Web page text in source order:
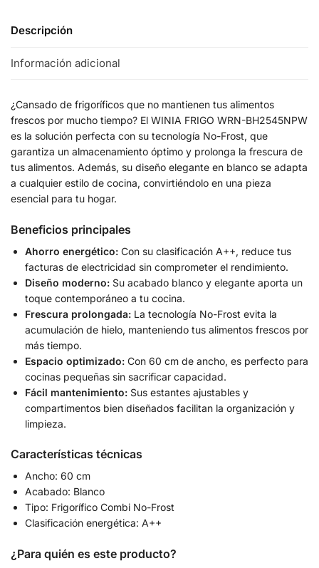
Descripción
Información adicional
¿Cansado de frigoríficos que no mantienen tus alimentos
frescos por mucho tiempo? El WINIA FRIGO WRN-BH2545NPW
es la solución perfecta con su tecnología No-Frost, que
garantiza un almacenamiento óptimo y prolonga la frescura de
tus alimentos. Además, su diseño elegante en blanco se adapta
a cualquier estilo de cocina, convirtiéndolo en una pieza
esencial para tu hogar.
Beneficios principales
Ahorro energético: Con su clasificación A++, reduce tus
facturas de electricidad sin comprometer el rendimiento.
Diseño moderno: Su acabado blanco y elegante aporta un
toque contemporáneo a tu cocina.
Frescura prolongada: La tecnología No-Frost evita la
acumulación de hielo, manteniendo tus alimentos frescos por
más tiempo.
Espacio optimizado: Con 60 cm de ancho, es perfecto para
cocinas pequeñas sin sacrificar capacidad.
Fácil mantenimiento: Sus estantes ajustables y
compartimentos bien diseñados facilitan la organización y
limpieza.
Características técnicas
Ancho: 60 cm
Acabado: Blanco
Tipo: Frigorífico Combi No-Frost
Clasificación energética: A++
¿Para quién es este producto?